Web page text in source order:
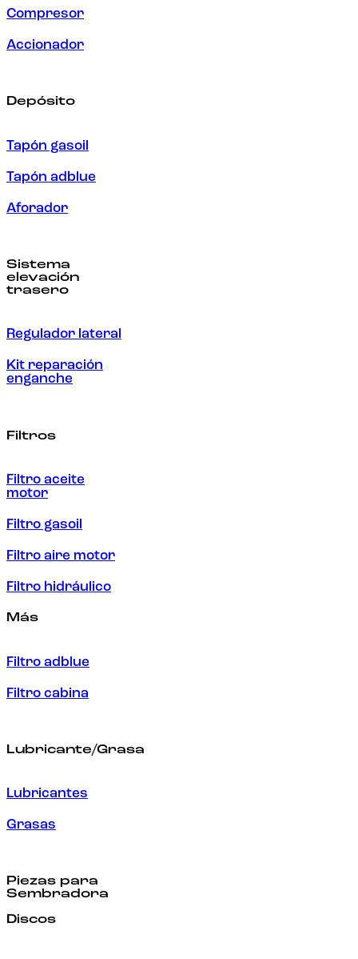
Compresor
Accionador
Depósito
Tapón gasoil
Tapón adblue
Aforador
Sistema
elevación
trasero
Regulador lateral
Kit reparación
enganche
Filtros
Filtro aceite
motor
Filtro gasoil
Filtro aire motor
Filtro hidráulico
Más
Filtro adblue
Filtro cabina
Lubricante/Grasa
Lubricantes
Grasas
Piezas para
Sembradora
Discos